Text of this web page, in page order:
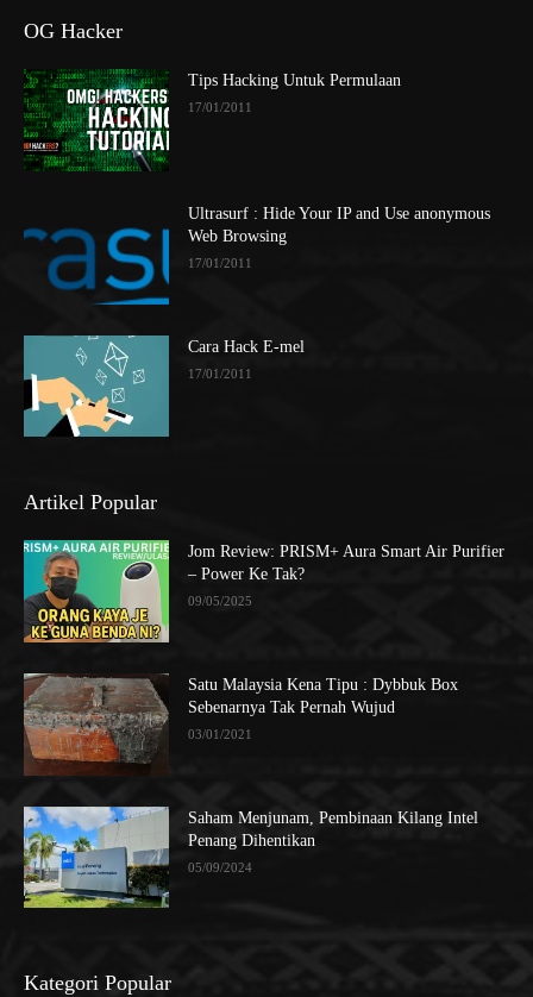
OG Hacker
Tips Hacking Untuk Permulaan
17/01/2011
Ultrasurf : Hide Your IP and Use anonymous
Web Browsing
17/01/2011
Cara Hack E-mel
17/01/2011
Artikel Popular
Jom Review: PRISM+ Aura Smart Air Purifier
– Power Ke Tak?
09/05/2025
Satu Malaysia Kena Tipu : Dybbuk Box
Sebenarnya Tak Pernah Wujud
03/01/2021
Saham Menjunam, Pembinaan Kilang Intel
Penang Dihentikan
05/09/2024
Kategori Popular